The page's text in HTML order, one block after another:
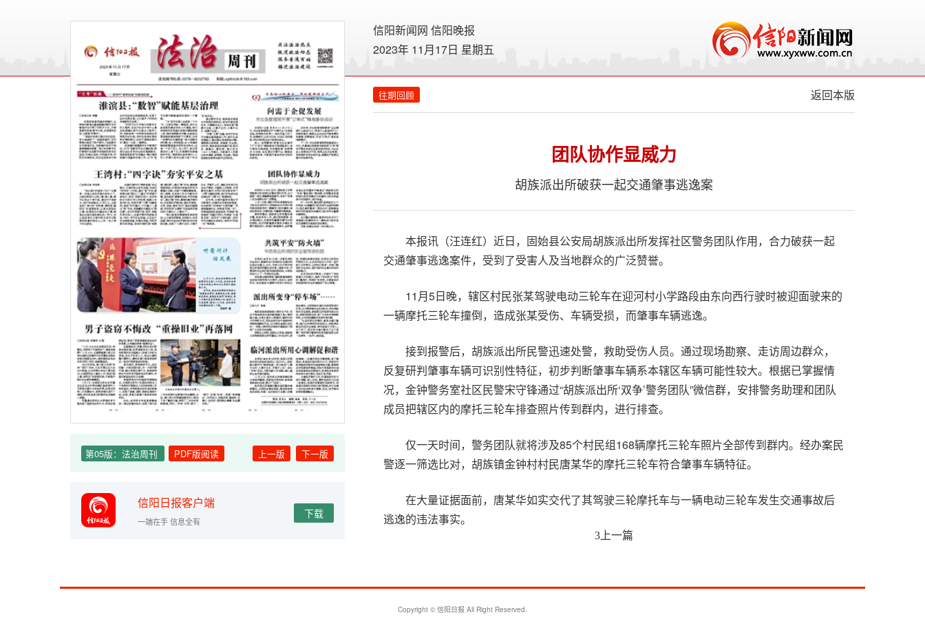
第05版：法治周刊 PDF版阅读 上一版 下一版
信阳日报客户端
一端在手 信息全有
下载
信阳新闻网 信阳晚报
2023年 11月17日 星期五
往期回顾 返回本版
团队协作显威力
胡族派出所破获一起交通肇事逃逸案
本报讯（汪连红）近日，固始县公安局胡族派出所发挥社区警务团队作用，合力破获一起
交通肇事逃逸案件，受到了受害人及当地群众的广泛赞誉。
11月5日晚，辖区村民张某驾驶电动三轮车在迎河村小学路段由东向西行驶时被迎面驶来的
一辆摩托三轮车撞倒，造成张某受伤、车辆受损，而肇事车辆逃逸。
接到报警后，胡族派出所民警迅速处警，救助受伤人员。通过现场勘察、走访周边群众，
反复研判肇事车辆可识别性特征，初步判断肇事车辆系本辖区车辆可能性较大。根据已掌握情
况，金钟警务室社区民警宋守锋通过“胡族派出所‘双争’警务团队”微信群，安排警务助理和团队
成员把辖区内的摩托三轮车排查照片传到群内，进行排查。
仅一天时间，警务团队就将涉及85个村民组168辆摩托三轮车照片全部传到群内。经办案民
警逐一筛选比对，胡族镇金钟村村民唐某华的摩托三轮车符合肇事车辆特征。
在大量证据面前，唐某华如实交代了其驾驶三轮摩托车与一辆电动三轮车发生交通事故后
逃逸的违法事实。
温馨提示
3上一篇
Copyright © 信阳日报 All Right Reserved.